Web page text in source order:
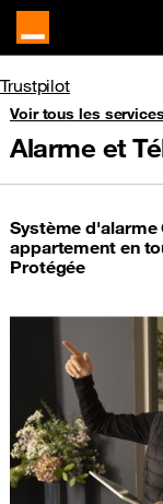
Trustpilot
Voir tous les
Alarme et
Système d'alarme
appartement en
Protégée